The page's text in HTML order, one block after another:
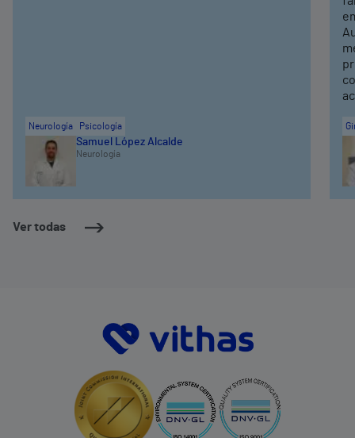
Ver todas
Neurología Psicología
Samuel López Alcalde
Neurología